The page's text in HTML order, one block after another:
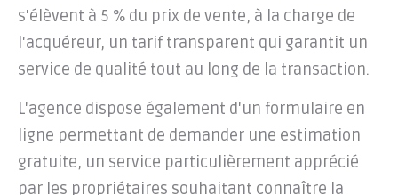
s'élèvent à 5 % du prix de vente, à la charge de
l'acquéreur, un tarif transparent qui garantit un
service de qualité tout au long de la transaction.
L'agence dispose également d'un formulaire en
ligne permettant de demander une estimation
gratuite, un service particulièrement apprécié
par les propriétaires souhaitant connaître la